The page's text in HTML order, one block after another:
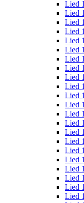
Lied
Lied
Lied
Lied
Lied
Lied
Lied
Lied
Lied
Lied
Lied
Lied
Lied
Lied
Lied
Lied
Lied
Lied
Lied
Lied
Lied
Lied